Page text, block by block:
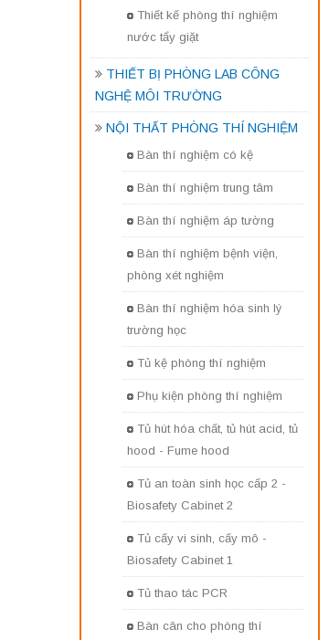
Thiết kế phòng thí nghiệm
nước tẩy giặt
THIẾT BỊ PHÒNG LAB CÔNG
NGHỆ MÔI TRƯỜNG
NỘI THẤT PHÒNG THÍ NGHIỆM
Bàn thí nghiệm có kệ
Bàn thí nghiệm trung tâm
Bàn thí nghiệm áp tường
Bàn thí nghiệm bệnh viện,
phòng xét nghiệm
Bàn thí nghiệm hóa sinh lý
trường học
Tủ kệ phòng thí nghiệm
Phụ kiện phòng thí nghiệm
Tủ hút hóa chất, tủ hút acid, tủ
hood - Fume hood
Tủ an toàn sinh học cấp 2 -
Biosafety Cabinet 2
Tủ cấy vi sinh, cấy mô -
Biosafety Cabinet 1
Tủ thao tác PCR
Bàn cân cho phòng thí